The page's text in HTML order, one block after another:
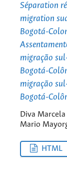
Séparation
migration
Bogotá-
migração
Bogotá-
migração
Bogotá-
Diva Marcela
Mario
HTML